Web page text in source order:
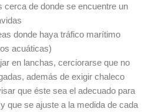
cerca de donde se encuentre un
donde haya tráfico marítimo
acuáticas)
en lanchas, cerciorarse que no
además de exigir chaleco
que éste sea el adecuado para
que se ajuste a la medida de cada